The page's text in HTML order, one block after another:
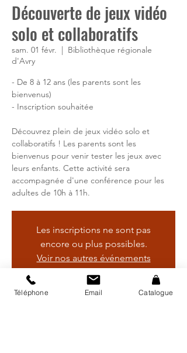
Découverte de jeux vidéo
solo et collaboratifs
sam. 01 févr.
  |
Bibliothèque régionale
d'Avry
- De 8 à 12 ans (les parents sont les
bienvenus)
- Inscription souhaitée
Découvrez plein de jeux vidéo solo et
collaboratifs ! Les parents sont les
bienvenus pour venir tester les jeux avec
leurs enfants. Cette activité sera
accompagnée d'une conférence pour les
adultes de 10h à 11h.
Les inscriptions ne sont pas
encore ou plus possibles.
Voir nos autres événements
Téléphone Email Catalogue